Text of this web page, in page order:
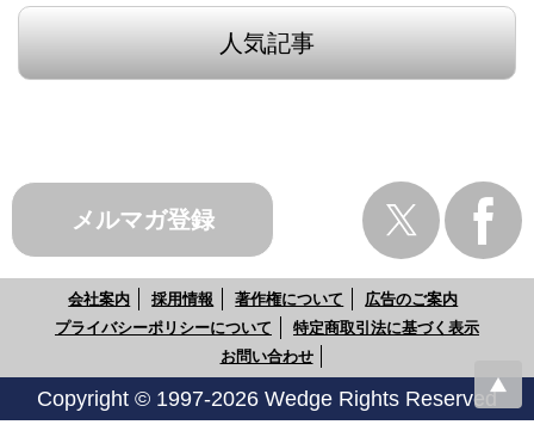
人気記事
メルマガ登録
会社案内 採用情報 著作権について
広告のご案内
プライバシーポリシーについて
特定商取引法に基づく表示
お問い合わせ
Copyright © 1997-2026 Wedge Rights Reserved